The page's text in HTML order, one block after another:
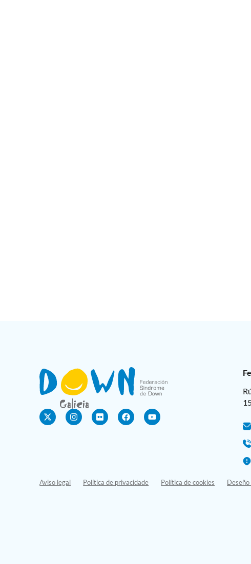
Aviso legal Política de privacidade Política de cookies